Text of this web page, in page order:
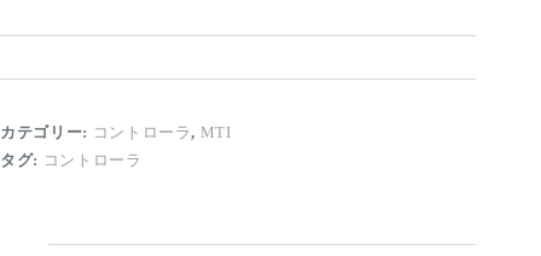
カテゴリー: コントローラ, MTI
タグ: コントローラ